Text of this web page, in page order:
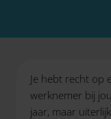
Je hebt recht op
werknemer bij
jaar, maar